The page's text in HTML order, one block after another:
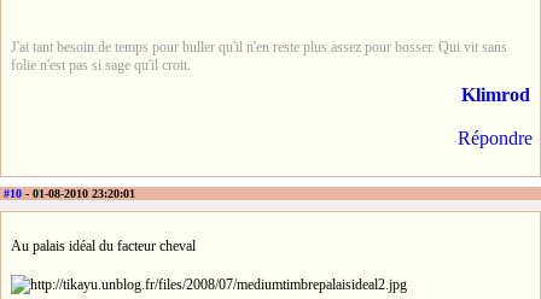
J'ai tant besoin de temps pour buller qu'il n'en reste plus assez pour bosser. Qui vit sans
folie n'est pas si sage qu'il croit.
Klimrod
Répondre
#10 - 01-08-2010 23:20:01
Au palais idéal du facteur cheval